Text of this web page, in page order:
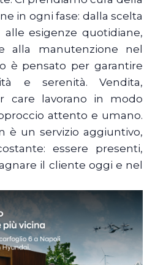
in ogni fase: dalla scelta
alle esigenze quotidiane,
alla manutenzione nel
è pensato per garantire
e serenità. Vendita,
care lavorano in modo
attento e umano.
è un servizio aggiuntivo,
essere presenti,
il cliente oggi e nel